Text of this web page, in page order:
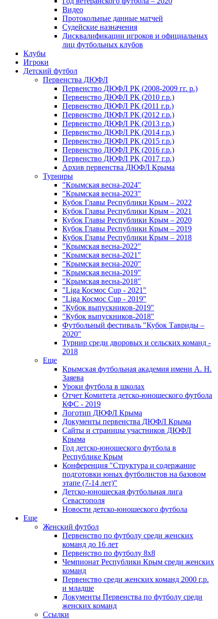
Видео
Протокольные данные матчей
Судейские назначения
Дисквалификации игроков и официальных
лиц футбольных клубов
Клубы
Игроки
Детский футбол
Первенства ДЮФЛ
Первенство ДЮФЛ РК (2008-2009 гг. р.)
Первенство ДЮФЛ РК (2010 г.р.)
Первенство ДЮФЛ РК (2011 г.р.)
Первенство ДЮФЛ РК (2012 г.р.)
Первенство ДЮФЛ РК (2013 г.р.)
Первенство ДЮФЛ РК (2014 г.р.)
Первенство ДЮФЛ РК (2015 г.р.)
Первенство ДЮФЛ РК (2016 г.р.)
Первенство ДЮФЛ РК (2017 г.р.)
Архив первенства ДЮФЛ Крыма
Турниры
"Крымская весна-2024"
"Крымская весна-2023"
Кубок Главы Республики Крым – 2022
Кубок Главы Республики Крым – 2021
Кубок Главы Республики Крым – 2020
Кубок Главы Республики Крым – 2019
Кубок Главы Республики Крым – 2018
"Крымская весна-2022"
"Крымская весна-2021"
"Крымская весна-2020"
"Крымская весна-2019"
"Крымская весна-2018"
"Liga Космос Cup - 2021"
"Liga Космос Cup - 2019"
"Кубок выпускников-2019"
"Кубок выпускников-2018"
Футбольный фестиваль "Кубок Тавриды –
2020"
Турнир среди дворовых и сельских команд -
2018
Еще
Крымская футбольная академия имени А. Н.
Заяева
Уроки футбола в школах
Отчет Комитета детско-юношеского футбола
КФС - 2019
Логотип ДЮФЛ Крыма
Документы первенства ДЮФЛ Крыма
Сайты и страницы участников ДЮФЛ
Крыма
Год детско-юношеского футбола в
Республике Крым
Конференция "Структура и содержание
подготовки юных футболистов на базовом
этапе (7-14 лет)"
Детско-юношеская футбольная лига
Севастополя
Новости детско-юношеского футбола
Еще
Женский футбол
Первенство по футболу среди женских
команд до 16 лет
Первенство по футболу 8х8
Чемпионат Республики Крым среди женских
команд
Первенство среди женских команд 2000 г.р.
и младше
Документы Первенства по футболу среди
женских команд
Ссылки